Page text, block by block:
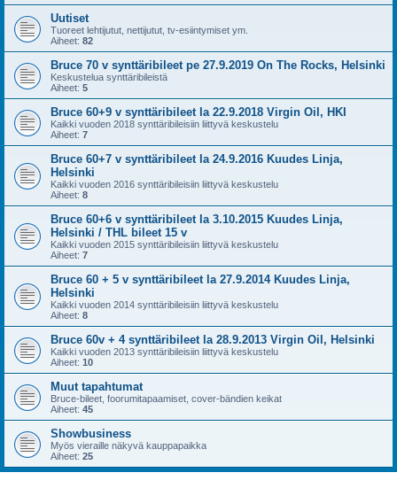
Uutiset
Tuoreet lehtijutut, nettijutut, tv-esiintymiset ym.
Aiheet: 82
Bruce 70 v synttäribileet pe 27.9.2019 On The Rocks, Helsinki
Keskustelua synttäribileistä
Aiheet: 5
Bruce 60+9 v synttäribileet la 22.9.2018 Virgin Oil, HKI
Kaikki vuoden 2018 synttäribileisiin liittyvä keskustelu
Aiheet: 7
Bruce 60+7 v synttäribileet la 24.9.2016 Kuudes Linja,
Helsinki
Kaikki vuoden 2016 synttäribileisiin liittyvä keskustelu
Aiheet: 8
Bruce 60+6 v synttäribileet la 3.10.2015 Kuudes Linja,
Helsinki / THL bileet 15 v
Kaikki vuoden 2015 synttäribileisiin liittyvä keskustelu
Aiheet: 7
Bruce 60 + 5 v synttäribileet la 27.9.2014 Kuudes Linja,
Helsinki
Kaikki vuoden 2014 synttäribileisiin liittyvä keskustelu
Aiheet: 8
Bruce 60v + 4 synttäribileet la 28.9.2013 Virgin Oil, Helsinki
Kaikki vuoden 2013 synttäribileisiin liittyvä keskustelu
Aiheet: 10
Muut tapahtumat
Bruce-bileet, foorumitapaamiset, cover-bändien keikat
Aiheet: 45
Showbusiness
Myös vieraille näkyvä kauppapaikka
Aiheet: 25